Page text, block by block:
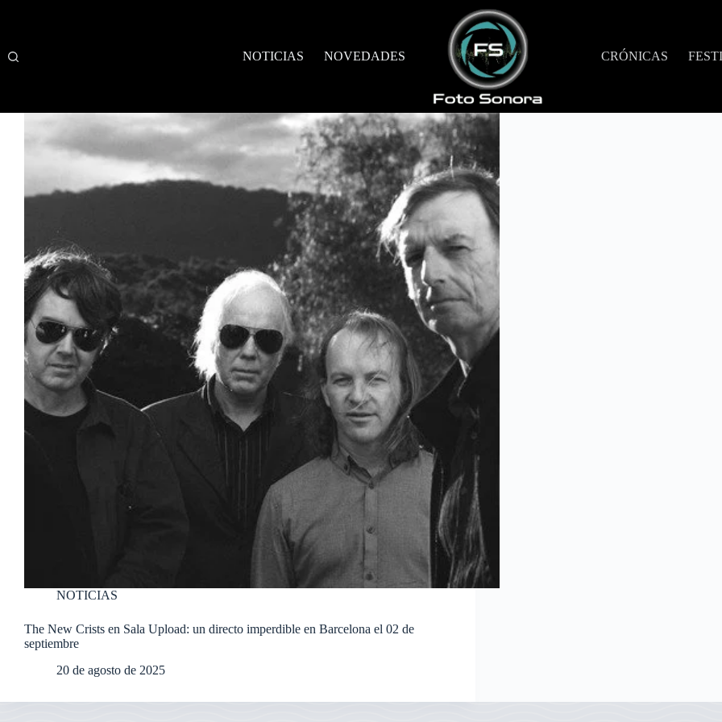
NOTICIAS
NOVEDADES CRÓNICAS
NOTICIAS
The New Crists en Sala Upload: un directo imperdible en Barcelona el 02 de
septiembre
20 de agosto de 2025